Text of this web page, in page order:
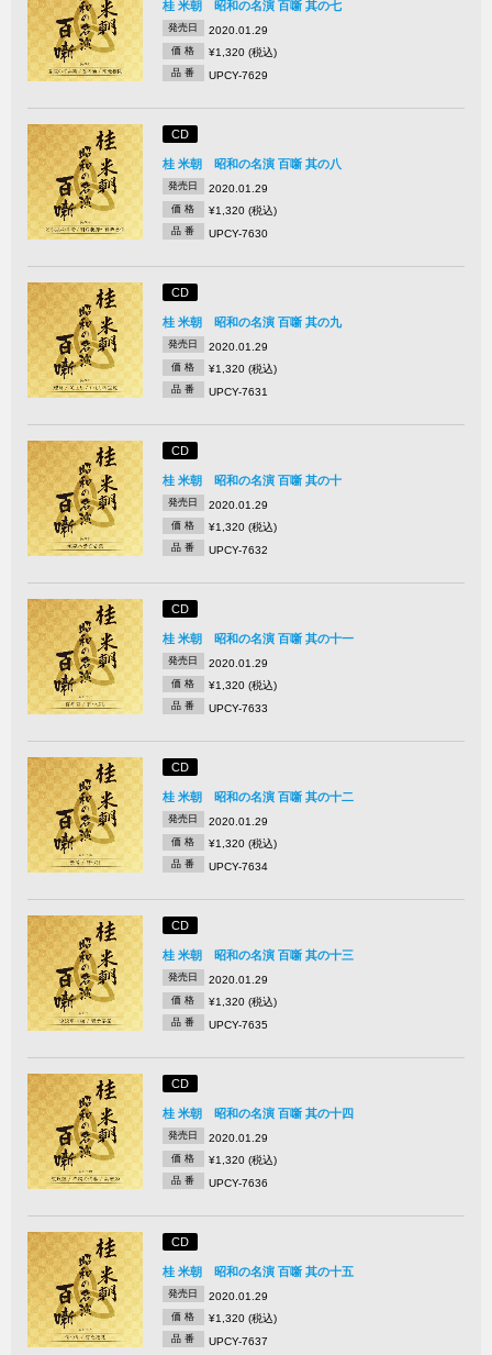
桂 米朝 昭和の名演 百噺 其の七
発売日 2020.01.29
価 格 ¥1,320 (税込)
品 番 UPCY-7629
CD
桂 米朝 昭和の名演 百噺 其の八
発売日 2020.01.29
価 格 ¥1,320 (税込)
品 番 UPCY-7630
CD
桂 米朝 昭和の名演 百噺 其の九
発売日 2020.01.29
価 格 ¥1,320 (税込)
品 番 UPCY-7631
CD
桂 米朝 昭和の名演 百噺 其の十
発売日 2020.01.29
価 格 ¥1,320 (税込)
品 番 UPCY-7632
CD
桂 米朝 昭和の名演 百噺 其の十一
発売日 2020.01.29
価 格 ¥1,320 (税込)
品 番 UPCY-7633
CD
桂 米朝 昭和の名演 百噺 其の十二
発売日 2020.01.29
価 格 ¥1,320 (税込)
品 番 UPCY-7634
CD
桂 米朝 昭和の名演 百噺 其の十三
発売日 2020.01.29
価 格 ¥1,320 (税込)
品 番 UPCY-7635
CD
桂 米朝 昭和の名演 百噺 其の十四
発売日 2020.01.29
価 格 ¥1,320 (税込)
品 番 UPCY-7636
CD
桂 米朝 昭和の名演 百噺 其の十五
発売日 2020.01.29
価 格 ¥1,320 (税込)
品 番 UPCY-7637